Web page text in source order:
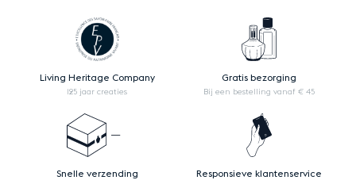
Living Heritage Company
125 jaar creaties
Gratis bezorging
Bij een bestelling vanaf € 45
Snelle verzending Responsieve klantenservice